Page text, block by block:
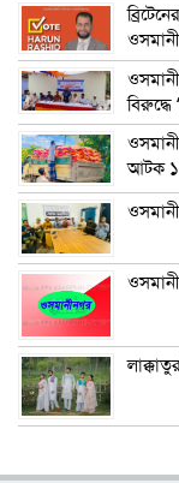
বিরুদ্ধে
আটক ১